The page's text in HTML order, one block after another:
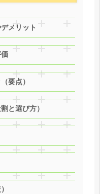
メリット
要点）
と選び方）